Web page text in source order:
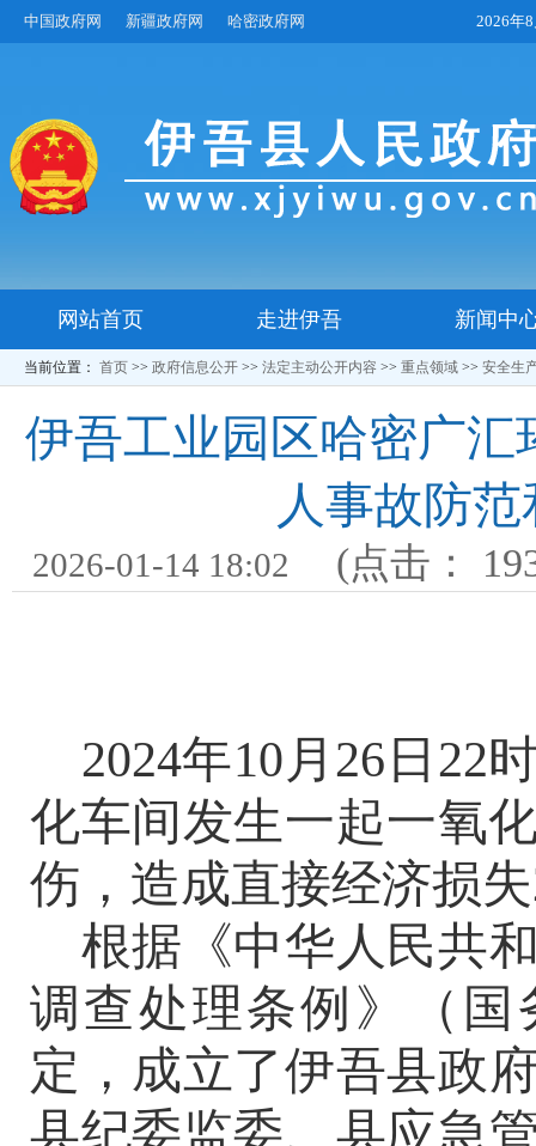
中国政府网 新疆政府网 哈密政府网 2026年
网站首页 走进伊吾 新闻中
当前位置： 首页 >> 政府信息公开 >> 法定主动公开内容 >> 重点领域 >> 安全生
伊吾工业园区哈密广汇
人事故防
2026-01-14 18:02 (点击：
2024年10月26 日 22
化车间发生一起一氧
伤，造成直接经济损失
根据《中华人民共
调查处理条例》（国
定，成立了伊吾县政
县纪委监委、 县应急